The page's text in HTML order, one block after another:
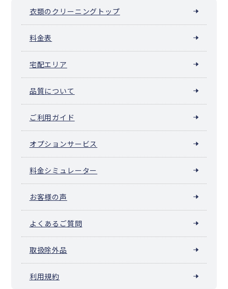
衣類のクリーニングトップ
料金表
宅配エリア
品質について
ご利用ガイド
オプションサービス
料金シミュレーター
お客様の声
よくあるご質問
取扱除外品
利用規約